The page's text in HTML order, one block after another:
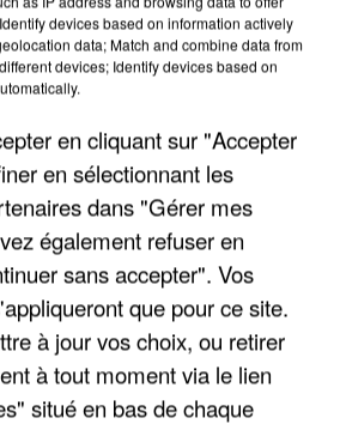
DE LA DZ MAFIA
devices based on information actively
data; Match and combine data from
devices; Identify devices based on
en cliquant sur "Accepter
en sélectionnant les
dans "Gérer mes
également refuser en
sans accepter". Vos
que pour ce site.
à jour vos choix, ou retirer
à tout moment via le lien
situé en bas de chaque